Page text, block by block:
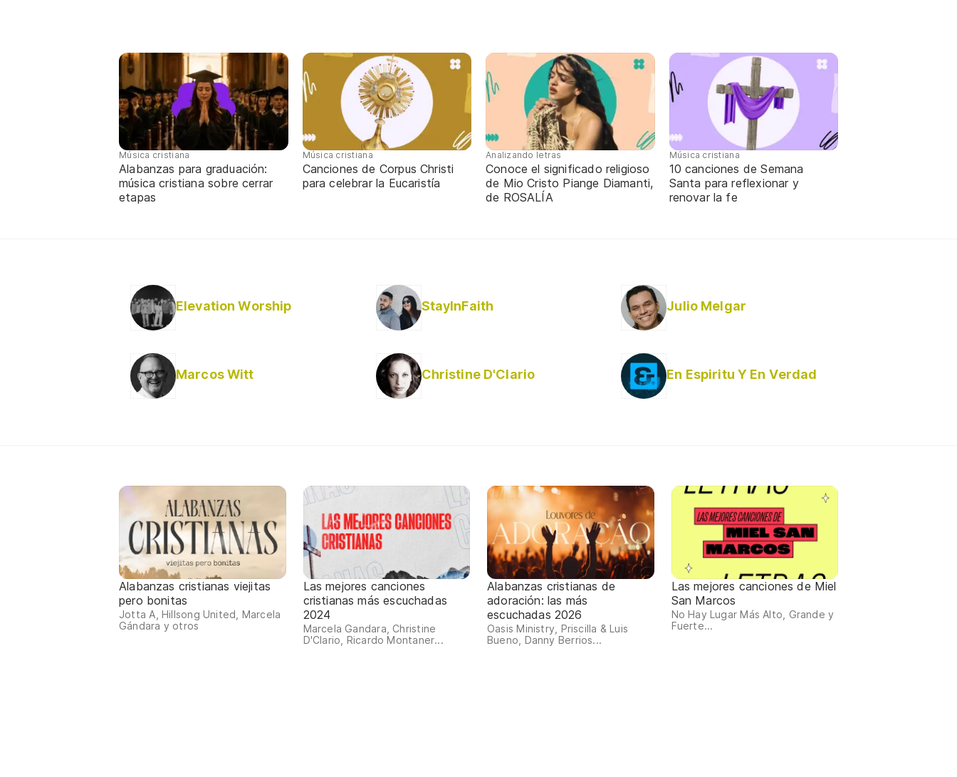
Música cristiana
Alabanzas para graduación:
música cristiana sobre cerrar
etapas
Música cristiana
Canciones de Corpus Christi
para celebrar la Eucaristía
Analizando letras
Conoce el significado religioso
de Mio Cristo Piange Diamanti,
de ROSALÍA
Música cristiana
10 canciones de Semana
Santa para reflexionar y
renovar la fe
Elevation Worship StayInFaith Julio Melgar
Marcos Witt Christine D'Clario En Espiritu Y En Verdad
Alabanzas cristianas viejitas
pero bonitas
Jotta A, Hillsong United, Marcela
Gándara y otros
Las mejores canciones
cristianas más escuchadas
2024
Marcela Gandara, Christine
D'Clario, Ricardo Montaner...
Alabanzas cristianas de
adoración: las más
escuchadas 2026
Oasis Ministry, Priscilla & Luis
Bueno, Danny Berrios...
Las mejores canciones de Miel
San Marcos
No Hay Lugar Más Alto, Grande y
Fuerte...